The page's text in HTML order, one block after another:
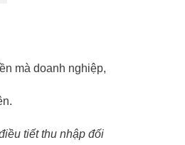
mà doanh nghiệp,
tiết thu nhập đối